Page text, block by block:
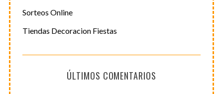
Sorteos Online
Tiendas Decoracion Fiestas
ÚLTIMOS COMENTARIOS